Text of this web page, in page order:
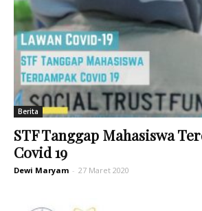
Berita
STF Tanggap Mahasiswa
Covid 19
Dewi Maryam - 27 Maret 2020